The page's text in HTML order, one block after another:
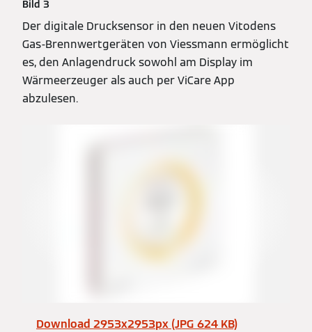
Bild 3
Der digitale Drucksensor in den neuen Vitodens
Gas-Brennwertgeräten von Viessmann ermöglicht
es, den Anlagendruck sowohl am Display im
Wärmeerzeuger als auch per ViCare App
abzulesen.
Download 2953x2953px (JPG 624 KB)